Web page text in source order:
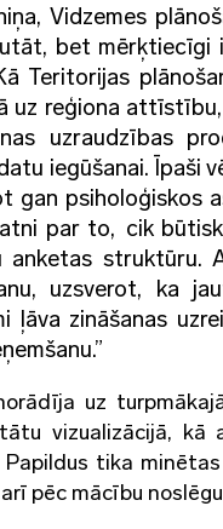
Vidzemes
bet mērķtiecīgi
Teritorijas
uz reģiona
uzraudzības
iegūšanai. Īpaši
gan psiholoģiskos
par to, cik
anketas struktūru.
uzsverot, ka
ļāva zināšanas
”
uz
vizualizācijā,
tika
pēc mācību